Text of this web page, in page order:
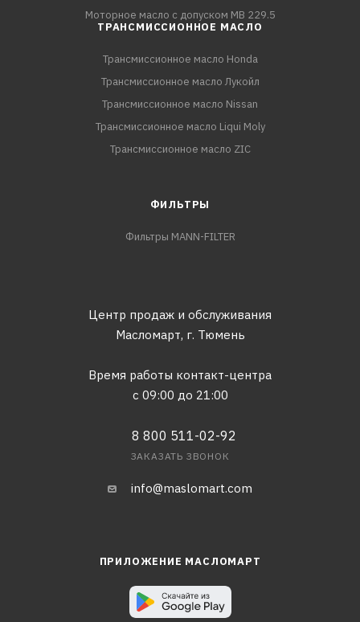
Моторное масло с допуском MB 229.5
ТРАНСМИССИОННОЕ МАСЛО
Трансмиссионное масло Honda
Трансмиссионное масло Лукойл
Трансмиссионное масло Nissan
Трансмиссионное масло Liqui Moly
Трансмиссионное масло ZIC
ФИЛЬТРЫ
Фильтры MANN-FILTER
Центр продаж и обслуживания
Масломарт, г. Тюмень
Время работы контакт-центра
с 09:00 до 21:00
8 800 511-02-92
ЗАКАЗАТЬ ЗВОНОК
info@maslomart.com
ПРИЛОЖЕНИЕ МАСЛОМАРТ